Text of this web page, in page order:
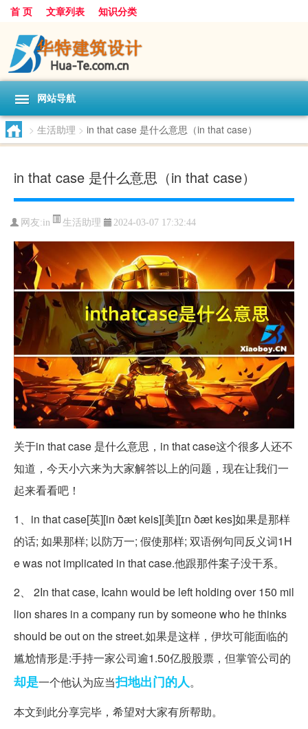
首 页 文章列表 知识分类
网站导航
> 生活助理 > in that case 是什么意思（in that case）
in that case 是什么意思（in that case）
网友:in 生活助理 2024-03-07 17:32:44
关于in that case 是什么意思，in that case这个很多人还不
知道，今天小六来为大家解答以上的问题，现在让我们一
起来看看吧！
1、in that case[英][in ðæt keis][美][ɪn ðæt kes]如果是那样
的话; 如果那样; 以防万一; 假使那样; 双语例句同反义词1H
e was not implicated in that case.他跟那件案子没干系。
2、 2In that case, Icahn would be left holding over 150 mil
lion shares in a company run by someone who he thinks
should be out on the street.如果是这样，伊坎可能面临的
尴尬情形是:手持一家公司逾1.50亿股股票，但掌管公司的
却是一个他认为应当扫地出门的人。
本文到此分享完毕，希望对大家有所帮助。